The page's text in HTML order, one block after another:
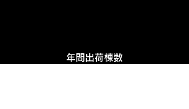
年間出荷棟数